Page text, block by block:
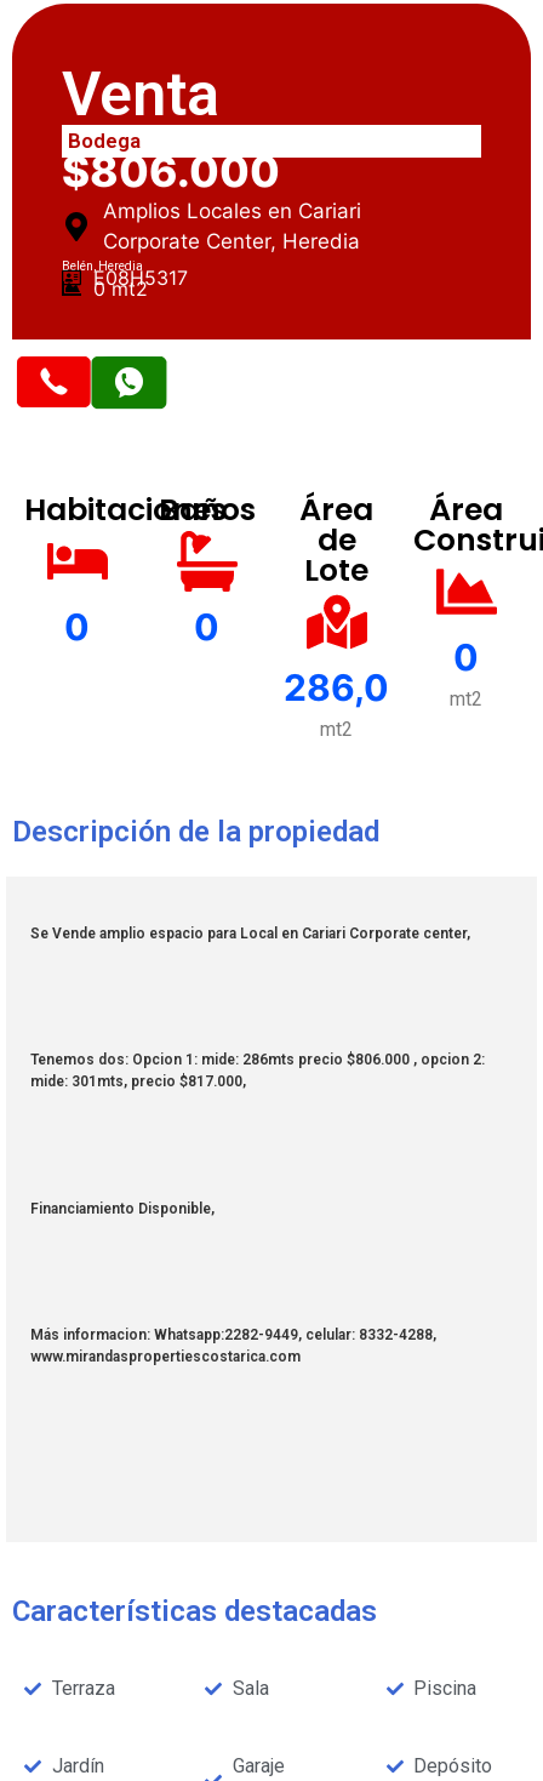
Venta
Bodega
$806.000
Amplios Locales en Cariari
Corporate Center, Heredia
Belén, Heredia
E08H5317
0 mt2
Habitaciones
0
Baños
0
Área
de
Lote
286,0
mt2
Área
0
mt2
Descripción de la propiedad
Se Vende amplio espacio para Local en Cariari Corporate center,
Tenemos dos: Opcion 1: mide: 286mts precio $806.000 , opcion 2:
mide: 301mts, precio $817.000,
Financiamiento Disponible,
Más informacion: Whatsapp:2282-9449, celular: 8332-4288,
www.mirandaspropertiescostarica.com
Características destacadas
Terraza Sala Piscina
Jardín
Garaje
Depósito